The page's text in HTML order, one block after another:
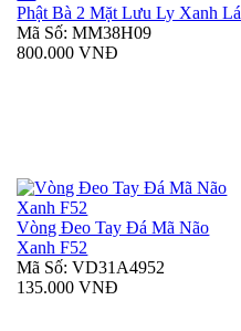
Phật Bà 2 Mặt Lưu Ly Xanh Lá
Mã Số: MM38H09
800.000 VNĐ
Vòng Đeo Tay Đá Mã Não
Xanh F52
Mã Số: VD31A4952
135.000 VNĐ